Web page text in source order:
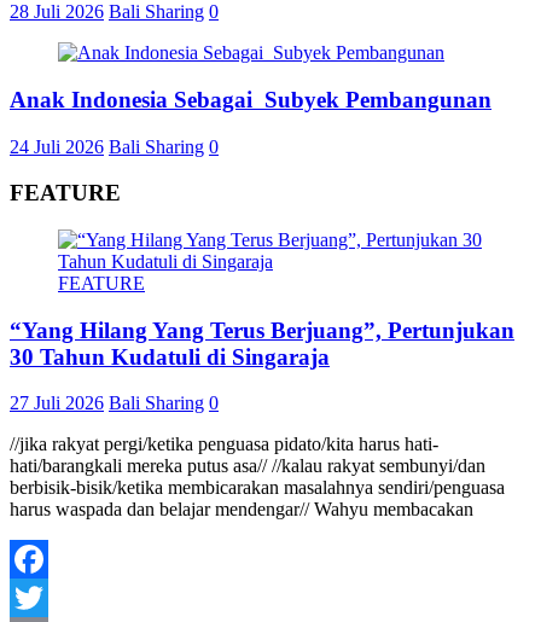
28 Juli 2026 Bali Sharing 0
Anak Indonesia Sebagai Subyek Pembangunan
24 Juli 2026 Bali Sharing 0
FEATURE
FEATURE
“Yang Hilang Yang Terus Berjuang”, Pertunjukan
30 Tahun Kudatuli di Singaraja
27 Juli 2026 Bali Sharing 0
//jika rakyat pergi/ketika penguasa pidato/kita harus hati-
hati/barangkali mereka putus asa// //kalau rakyat sembunyi/dan
berbisik-bisik/ketika membicarakan masalahnya sendiri/penguasa
harus waspada dan belajar mendengar// Wahyu membacakan
Facebook